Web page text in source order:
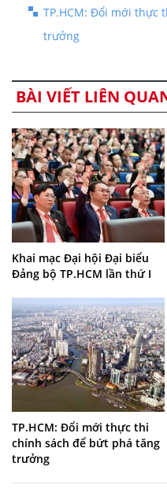
TP.HCM: Đổi mới thực
trưởng
BÀI VIẾT LIÊN
Khai mạc Đại hội Đại biểu
Đảng bộ TP.HCM lần thứ I
TP.HCM: Đổi mới thực thi
chính sách để bứt phá tăng
trưởng